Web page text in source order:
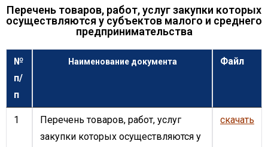
Перечень товаров, работ, услуг закупки которых
осуществляются у субъектов малого и среднего
предпринимательства
№
п/
п
Наименование документа Файл
1
Перечень товаров, работ, услуг
закупки которых осуществляются у
скачать